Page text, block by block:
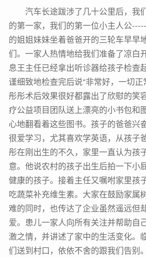
汽车长途跋涉了几十公里后，我
的第一家，我们的第一位小主人公
的姐姐妹妹坐着爸爸开的三轮车早早
们。一家人热情地给我们准备了凉白
息王主任已经拿出听诊器给孩子检查
谨细致地检查完后说“非常好，一切正
彤彤术后效果很好都露出了欣慰的笑
疗公益项目团队送上漂亮的小书包和
心地翻看着这些图书。孩子的爸爸兴
很爱学习，尤其喜欢学英语，从孩子
彤在刚出生的不久，家里一直认为孩
意。他说农村的孩子出生后拍一下小
健康的孩子。接着主任又嘱咐家里孩
吃蔬菜补充维生素。大家在鼓励家属
难的同时，也传达了企业虽然遥远但
爱。患儿一家人向所有关注并帮助自
激之情，并讲述了家中的生活变化。
们送到村口，依依不舍的跟我们告别。